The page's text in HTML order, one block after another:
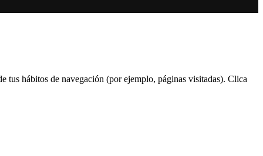
tus hábitos de navegación (por ejemplo, páginas visitadas). Clica